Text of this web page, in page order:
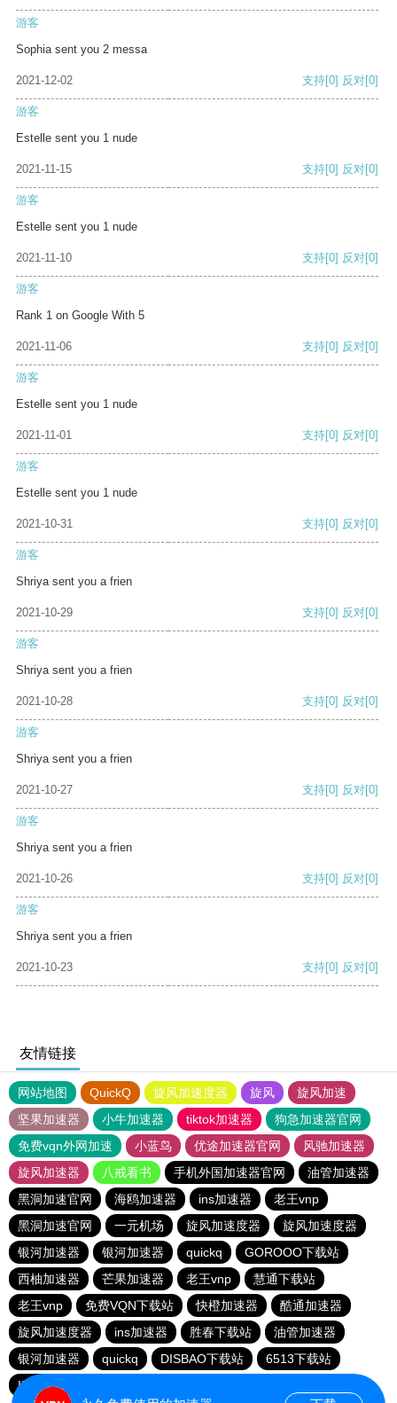
游客
Sophia sent you 2 messa
2021-12-02 支持[0] 反对[0]
游客
Estelle sent you 1 nude
2021-11-15 支持[0] 反对[0]
游客
Estelle sent you 1 nude
2021-11-10 支持[0] 反对[0]
游客
Rank 1 on Google With 5
2021-11-06 支持[0] 反对[0]
游客
Estelle sent you 1 nude
2021-11-01 支持[0] 反对[0]
游客
Estelle sent you 1 nude
2021-10-31 支持[0] 反对[0]
游客
Shriya sent you a frien
2021-10-29 支持[0] 反对[0]
游客
Shriya sent you a frien
2021-10-28 支持[0] 反对[0]
游客
Shriya sent you a frien
2021-10-27 支持[0] 反对[0]
游客
Shriya sent you a frien
2021-10-26 支持[0] 反对[0]
游客
Shriya sent you a frien
2021-10-23 支持[0] 反对[0]
友情链接
网站地图 QuickQ 旋风加速度器 旋风
旋风加速
坚果加速器
小牛加速器 tiktok加速器
狗急加速器官网
免费vqn外网加速
小蓝鸟 优途加速器官网
风驰加速器
旋风加速器
八戒看书 手机外国加速器官网
油管加速器
黑洞加速官网
海鸥加速器 ins加速器
老王vnp
黑洞加速官网
一元机场 旋风加速度器
旋风加速度器
银河加速器
银河加速器 quickq
GOROOO下载站
西柚加速器
芒果加速器 老王vnp
慧通下载站
老王vnp
免费VQN下载站 快橙加速器
酷通加速器
旋风加速度器
ins加速器 胜春下载站
油管加速器
银河加速器
quickq DISBAO下载站
6513下载站
INS下载站